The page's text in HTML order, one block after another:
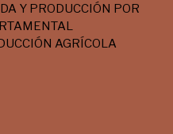
Y PRODUCCIÓN POR
AGRÍCOLA